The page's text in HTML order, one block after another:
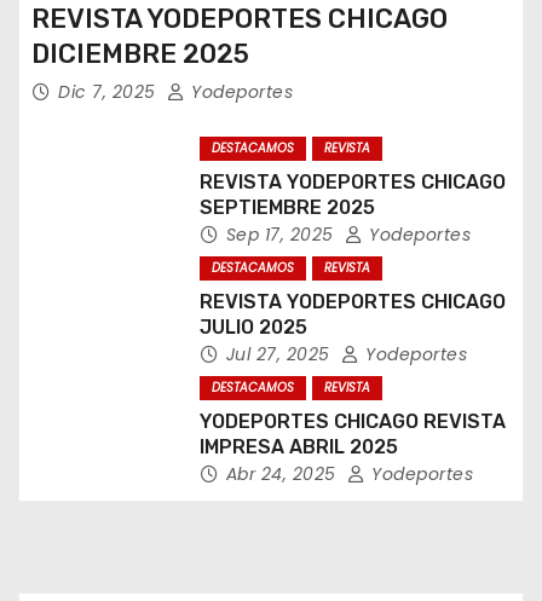
REVISTA YODEPORTES CHICAGO
DICIEMBRE 2025
Dic 7, 2025 Yodeportes
DESTACAMOS REVISTA
REVISTA YODEPORTES CHICAGO
SEPTIEMBRE 2025
Sep 17, 2025 Yodeportes
DESTACAMOS REVISTA
REVISTA YODEPORTES CHICAGO
JULIO 2025
Jul 27, 2025 Yodeportes
DESTACAMOS REVISTA
YODEPORTES CHICAGO REVISTA
IMPRESA ABRIL 2025
Abr 24, 2025 Yodeportes